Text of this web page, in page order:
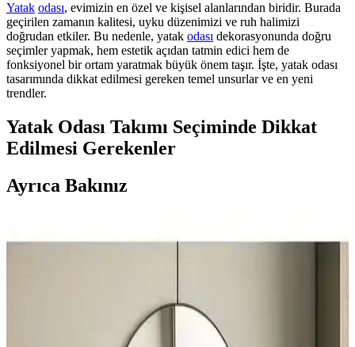
Yatak odası, evimizin en özel ve kişisel alanlarından biridir. Burada
geçirilen zamanın kalitesi, uyku düzenimizi ve ruh halimizi
doğrudan etkiler. Bu nedenle, yatak odası dekorasyonunda doğru
seçimler yapmak, hem estetik açıdan tatmin edici hem de
fonksiyonel bir ortam yaratmak büyük önem taşır. İşte, yatak odası
tasarımında dikkat edilmesi gereken temel unsurlar ve en yeni
trendler.
Yatak Odası Takımı Seçiminde Dikkat
Edilmesi Gerekenler
Ayrıca Bakınız
rahatlık katıyor. Uzun ömürlü ve kolay bakım özellikleriyle ideal bir